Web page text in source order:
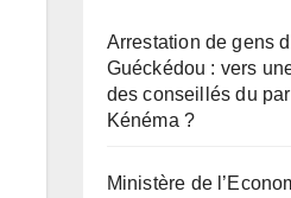
Arrestation de gens
Guéckédou : vers
des conseillés du
Kénéma ?
Ministère de